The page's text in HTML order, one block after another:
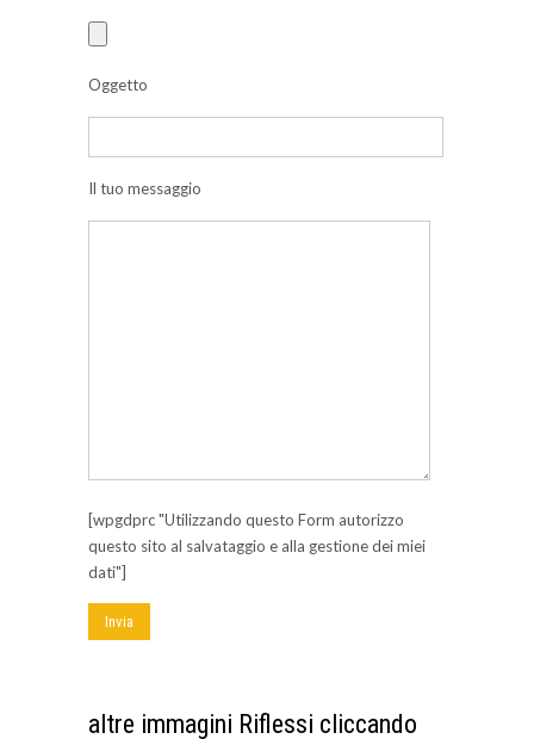
Oggetto
Il tuo messaggio
[wpgdprc "Utilizzando questo Form autorizzo
questo sito al salvataggio e alla gestione dei miei
dati"]
altre immagini Riflessi cliccando